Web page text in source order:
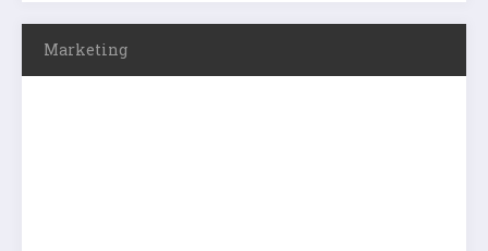
Marketing